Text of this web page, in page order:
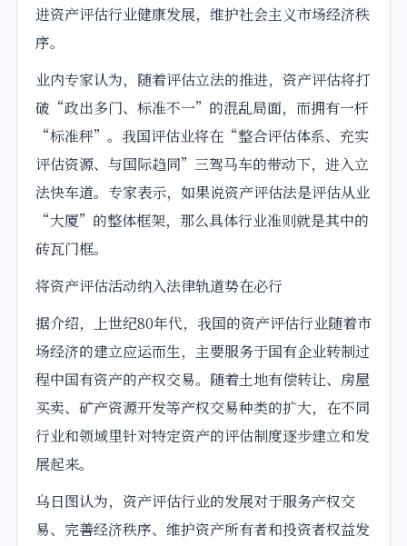
进资产评估行业健康发展，维护社会主义市场经济秩
序。
业内专家认为，随着评估立法的推进，资产评估将打
破“政出多门、标准不一”的混乱局面，而拥有一杆
“标准秤”。我国评估业将在“整合评估体系、充实
评估资源、与国际趋同”三驾马车的带动下，进入立
法快车道。专家表示，如果说资产评估法是评估从业
“大厦”的整体框架，那么具体行业准则就是其中的
砖瓦门框。
将资产评估活动纳入法律轨道势在必行
据介绍，上世纪80年代，我国的资产评估行业随着市
场经济的建立应运而生，主要服务于国有企业转制过
程中国有资产的产权交易。随着土地有偿转让、房屋
买卖、矿产资源开发等产权交易种类的扩大，在不同
行业和领域里针对特定资产的评估制度逐步建立和发
展起来。
乌日图认为，资产评估行业的发展对于服务产权交
易、完善经济秩序、维护资产所有者和投资者权益发